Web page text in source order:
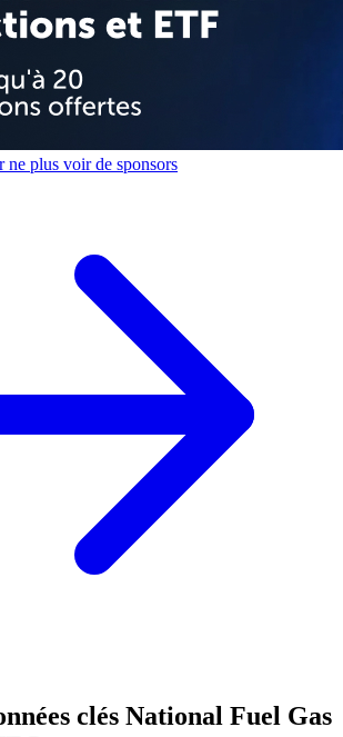
ne plus voir de sponsors
clés National Fuel Gas